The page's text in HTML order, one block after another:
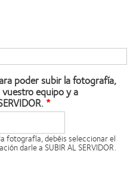
poder subir la fotografía,
equipo y a
fotografía, debéis seleccionar el
darle a SUBIR AL SERVIDOR.